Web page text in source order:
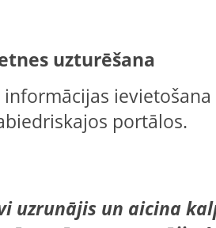
uzturēšana
informācijas
portālos.
uzrunājis un aicina